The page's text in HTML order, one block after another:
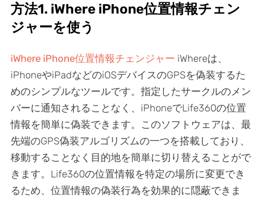
方法1. iWhere iPhone位置情報チェン
ジャーを使う
iWhere iPhone位置情報チェンジャー iWhereは、
iPhoneやiPadなどのiOSデバイスのGPSを偽装するた
めのシンプルなツールです。指定したサークルのメン
バーに通知されることなく、iPhoneでLife360の位置
情報を簡単に偽装できます。このソフトウェアは、最
先端のGPS偽装アルゴリズムの一つを搭載しており、
移動することなく目的地を簡単に切り替えることがで
きます。Life360の位置情報を特定の場所に変更でき
るため、位置情報の偽装行為を効果的に隠蔽できま